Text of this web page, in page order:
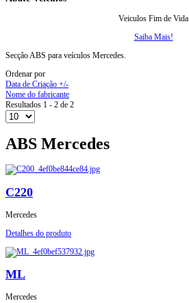
Veiculos Fim de Vida
Saiba Mais!
Secção ABS para veículos Mercedes.
Ordenar por
Data de Criação +/-
Nome do fabricante
Resultados 1 - 2 de 2
ABS Mercedes
C220
Mercedes
Detalhes do produto
ML
Mercedes